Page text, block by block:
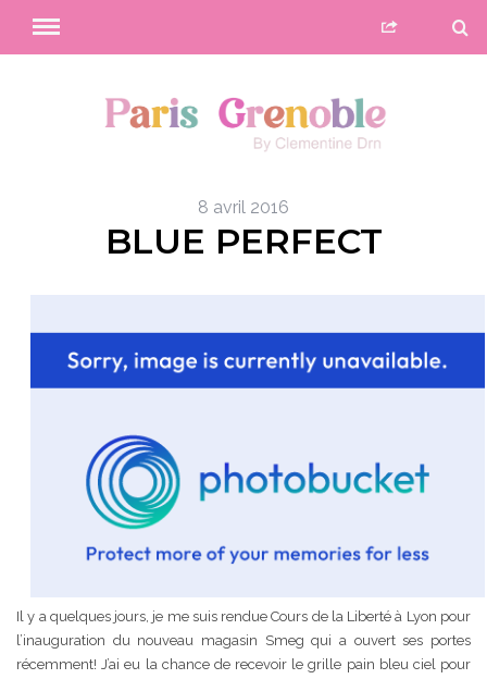
8 avril 2016
BLUE PERFECT
Il y a quelques jours, je me suis rendue Cours de la Liberté à Lyon pour
l’inauguration du nouveau magasin Smeg qui a ouvert ses portes
récemment! J’ai eu la chance de recevoir le grille pain bleu ciel pour